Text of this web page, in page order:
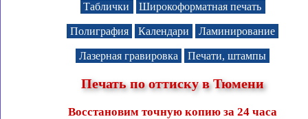
Таблички Широкоформатная печать
Полиграфия Календари Ламинирование
Лазерная гравировка Печати, штампы
Печать по оттиску в Тюмени
Восстановим точную копию за 24 часа